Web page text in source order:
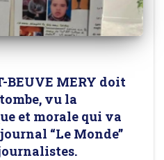
BEUVE MERY doit
vu la
et morale qui va
“Le Monde”